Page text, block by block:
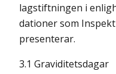
lagstiftningen i
dationer som
presenterar.
3.1 Graviditetsdagar